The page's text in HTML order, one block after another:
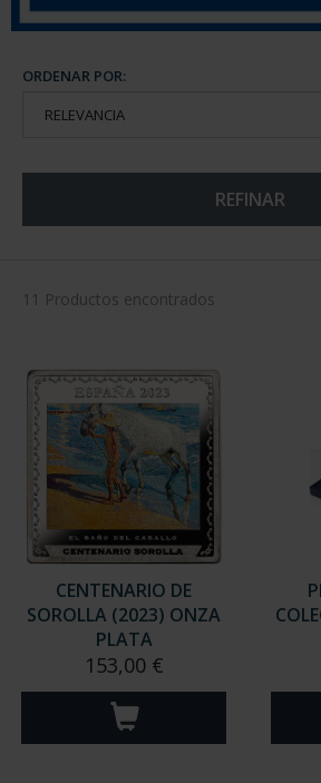
ORDENAR POR:
REFINAR
11 Productos encontrados
CENTENARIO DE
SOROLLA (2023) ONZA
PLATA
153,00 €